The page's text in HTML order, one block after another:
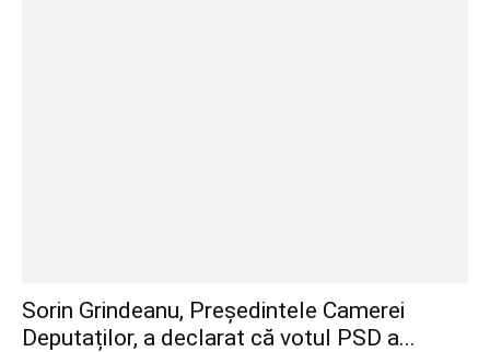
Sorin Grindeanu, Președintele Camerei
Deputaților, a declarat că votul PSD a...